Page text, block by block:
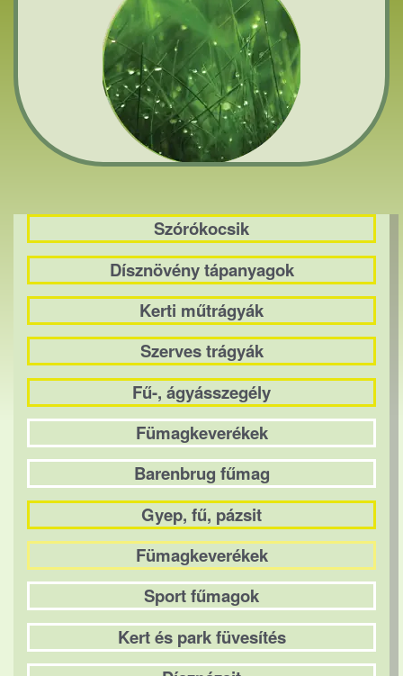
Szórókocsik
Dísznövény tápanyagok
Kerti műtrágyák
Szerves trágyák
Fű-, ágyásszegély
Fümagkeverékek
Barenbrug fűmag
Gyep, fű, pázsit
Fümagkeverékek
Sport fűmagok
Kert és park füvesítés